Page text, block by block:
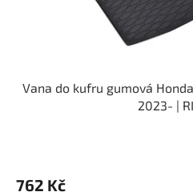
Vana do kufru gumová
2023- |
762 Kč